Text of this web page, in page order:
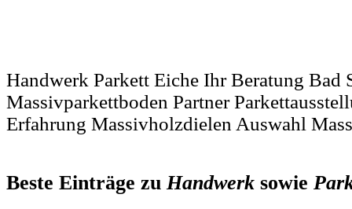
Handwerk Parkett Eiche Ihr Beratung Bad
Massivparkettboden Partner
Erfahrung Massivholzdielen Auswahl
Beste Einträge zuHandwerk sowie